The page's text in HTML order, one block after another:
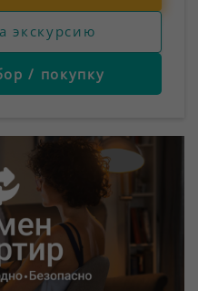
экскурсию
/ покупку